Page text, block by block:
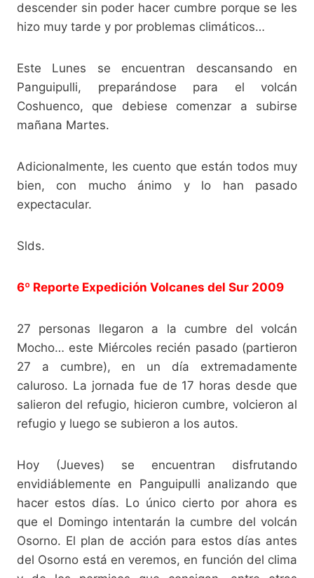
descender sin poder hacer cumbre porque se les
hizo muy tarde y por problemas climáticos…
Este Lunes se encuentran descansando en
Panguipulli, preparándose para el volcán
Coshuenco, que debiese comenzar a subirse
mañana Martes.
Adicionalmente, les cuento que están todos muy
bien, con mucho ánimo y lo han pasado
expectacular.
Slds.
6º Reporte Expedición Volcanes del Sur 2009
27 personas llegaron a la cumbre del volcán
Mocho… este Miércoles recién pasado (partieron
27 a cumbre), en un día extremadamente
caluroso. La jornada fue de 17 horas desde que
salieron del refugio, hicieron cumbre, volcieron al
refugio y luego se subieron a los autos.
Hoy (Jueves) se encuentran disfrutando
envidiáblemente en Panguipulli analizando que
hacer estos días. Lo único cierto por ahora es
que el Domingo intentarán la cumbre del volcán
Osorno. El plan de acción para estos días antes
del Osorno está en veremos, en función del clima